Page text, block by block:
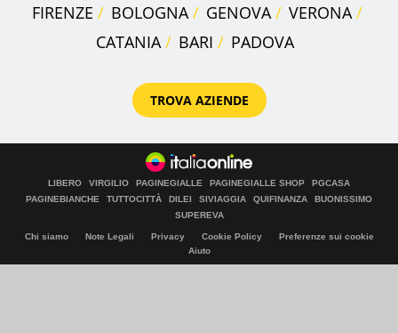
FIRENZE
BOLOGNA GENOVA
VERONA
CATANIA
BARI PADOVA
TROVA AZIENDE
LIBERO VIRGILIO PAGINEGIALLE PAGINEGIALLE SHOP
PGCASA
PAGINEBIANCHE
TUTTOCITTÀ DILEI SIVIAGGIA QUIFINANZA
BUONISSIMO
SUPEREVA
Chi siamo Note Legali Privacy Cookie Policy
Preferenze sui cookie
Aiuto